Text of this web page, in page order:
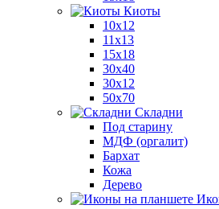
Киоты
10x12
11x13
15x18
30x40
30х12
50x70
Складни
Под старину
МДФ (оргалит)
Бархат
Кожа
Дерево